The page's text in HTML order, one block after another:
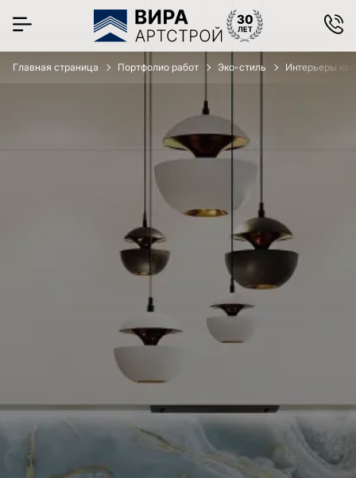
Главная страница Портфолио работ Эко-стиль Интерьеры